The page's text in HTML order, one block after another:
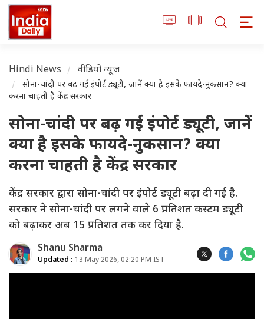
Hindi News वीडियो न्यूज
सोना-चांदी पर बढ़ गई इंपोर्ट ड्यूटी, जानें क्या है इसके फायदे-नुकसान? क्या
करना चाहती है केंद्र सरकार
सोना-चांदी पर बढ़ गई इंपोर्ट ड्यूटी, जानें
क्या है इसके फायदे-नुकसान? क्या
करना चाहती है केंद्र सरकार
केंद्र सरकार द्वारा सोना-चांदी पर इंपोर्ट ड्यूटी बढ़ा दी गई है.
सरकार ने सोना-चांदी पर लगने वाले 6 प्रतिशत कस्टम ड्यूटी
को बढ़ाकर अब 15 प्रतिशत तक कर दिया है.
Shanu Sharma
Updated : 13 May 2026, 02:20 PM IST